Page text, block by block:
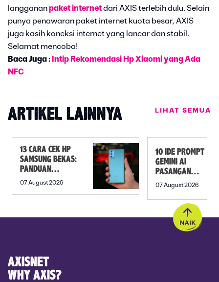
langgananpaket internetdari AXIS terlebih dulu. Selain
punya penawaran paket internet kuota besar, AXIS
juga kasih koneksi internet yang lancar dan stabil.
Selamat mencoba!
Baca Juga : Intip Rekomendasi Hp Xiaomi yang Ada
NFC
ARTIKEL LAINNYA LIHAT SEMUA
13 CARA CEK HP
SAMSUNG BEKAS:
PANDUAN
SEBELUM
07 August 2026
10 IDE PROMPT
GEMINI AI
PASANGAN
PREWEDDING
07 August 2026
AXISNET
WHY AXIS?